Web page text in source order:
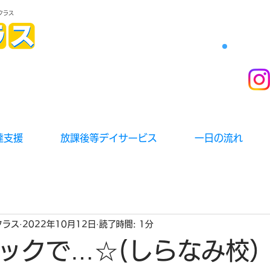
ラス
支援 放課後等デイサービス 一日の流れ
クで…☆(しらなみ校）
ス 2022年10月12日 読了時間: 1分